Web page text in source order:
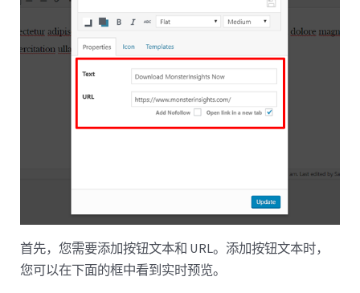
首先，您需要添加按钮文本和 URL。添加按钮文本时，
您可以在下面的框中看到实时预览。